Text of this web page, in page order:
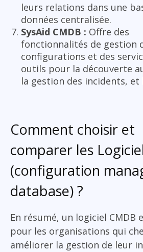
leurs relations dans une
données centralisée.
SysAid CMDB : Offre des
fonctionnalités de gestion
configurations et des
outils pour la découverte
la gestion des incidents,
Comment choisir et
comparer les
(configuration
database) ?
En résumé, un logiciel CMDB
pour les organisations qui
améliorer la gestion de leur